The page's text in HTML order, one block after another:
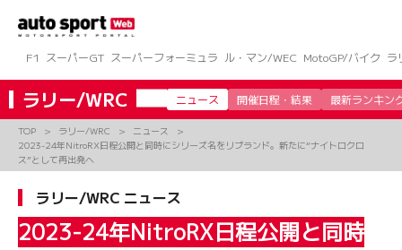
ツ
へ
ス
キ
F1 スーパーGT スーパーフォーミュラ ル・マン/WEC MotoGP/バイク ラ
ラリー/WRC ニュース 開催日程・結果 最新ランキン
TOP ラリー/WRC
ニュース
2023-24年NitroRX日程公開と同時にシリーズ名をリブランド。新たに“ナイトロクロ
ス”として再出発へ
ラリー/WRC ニュース
2023-24年NitroRX日程公開と同時